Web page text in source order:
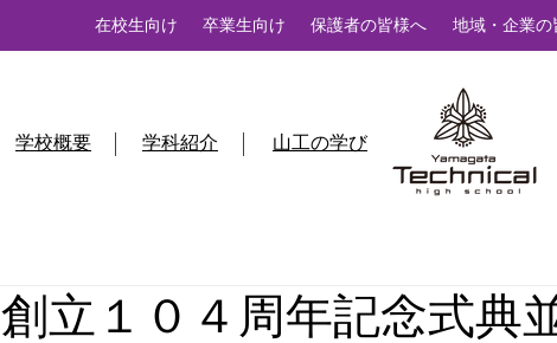
在校生向け 卒業生向け 保護者の皆様へ 地域・企業の
学校概要 学科紹介 山工の学び
創立１０４周年記念式典